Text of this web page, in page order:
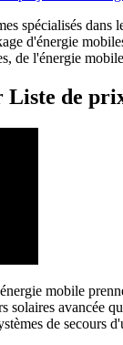
spécialisés dans
d'énergie
de l'énergie
de
mobile
solaires avancée
de secours